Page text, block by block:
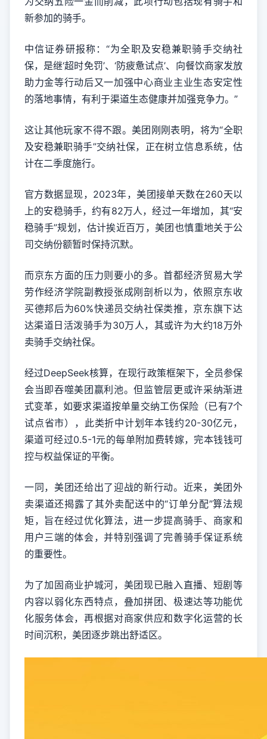
新参加的骑手。
中信证券研报称：“为全职及安稳兼职骑手交纳社
保，是继‘超时免罚’、‘防疲惫试点’、向餐饮商家发放
助力金等行动后又一加强中心商业主业生态安定性
的落地事情，有利于渠道生态健康并加强竞争力。”
这让其他玩家不得不跟。美团刚刚表明，将为“全职
及安稳兼职骑手”交纳社保，正在树立信息系统，估
计在二季度施行。
官方数据显现，2023年，美团接单天数在260天以
上的安稳骑手，约有82万人，经过一年增加，其“安
稳骑手”规划，估计挨近百万，美团也慎重地关于公
司交纳份额暂时保持沉默。
而京东方面的压力则要小的多。首都经济贸易大学
劳作经济学院副教授张成刚剖析以为，依照京东收
买德邦后为60%快递员交纳社保类推，京东旗下达
达渠道日活泼骑手为30万人，其或许为大约18万外
卖骑手交纳社保。
经过DeepSeek核算，在现行政策框架下，全员参保
会当即吞噬美团赢利池。但监管层更或许采纳渐进
式变革，如要求渠道按单量交纳工伤保险（已有7个
试点省市），此类折中计划年本钱约20-30亿元，
渠道可经过0.5-1元的每单附加费转嫁，完本钱钱可
控与权益保证的平衡。
一同，美团还给出了迎战的新行动。近来，美团外
卖渠道还揭露了其外卖配送中的“订单分配”算法规
矩，旨在经过优化算法，进一步提高骑手、商家和
用户三端的体会，并特别强调了完善骑手保证系统
的重要性。
为了加固商业护城河，美团现已融入直播、短剧等
内容以弱化东西特点，叠加拼团、极速达等功能优
化服务体会，再根据对商家供应和数字化运营的长
时间沉积，美团逐步跳出舒适区。